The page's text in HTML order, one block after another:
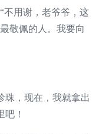
不用谢，老爷爷，这
敬佩的人。我要向
珠，现在，我就拿出
！